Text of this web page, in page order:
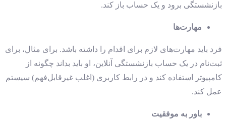
بازنشستگی برود و یک حساب باز کند.
مهارت‌ها
فرد باید مهارت‌های لازم برای اقدام را داشته باشد. برای مثال، برای
ثبت‌نام در یک حساب بازنشستگی آنلاین، او باید بداند چگونه از
کامپیوتر استفاده کند و در رابط کاربری (اغلب غیرقابل‌فهم) سیستم
عمل کند.
باور به موفقیت